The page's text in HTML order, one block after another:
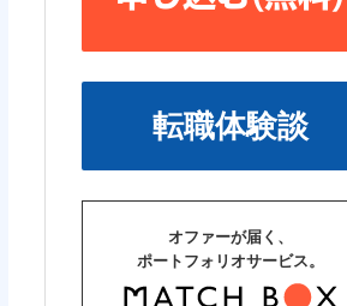
転職体験談
オファーが届く、
ポートフォリオサービス。